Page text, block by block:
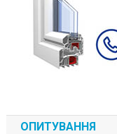
ОПИТУВАННЯ